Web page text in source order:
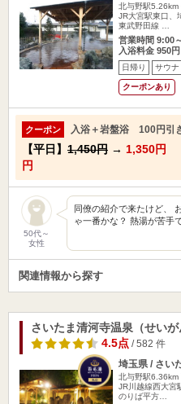
北与野駅5.26km
JR大宮駅東口、
東武野田線 …
営業時間 9:00
入浴料金 950円
日帰り サウナ
クーポンあり
クーポン 入浴＋岩盤浴 100円引
【平日】 1,450円 → 1,350円
円
50代～
女性
同僚の紹介で来たけど、
ゃ一番かな？ 熱湯が苦手
関連情報から探す
さいたま清河寺温泉（せいが
4.5点/ 582 件
埼玉県 / さい
北与野駅6.36km
JR川越線西大宮
のりば平方…